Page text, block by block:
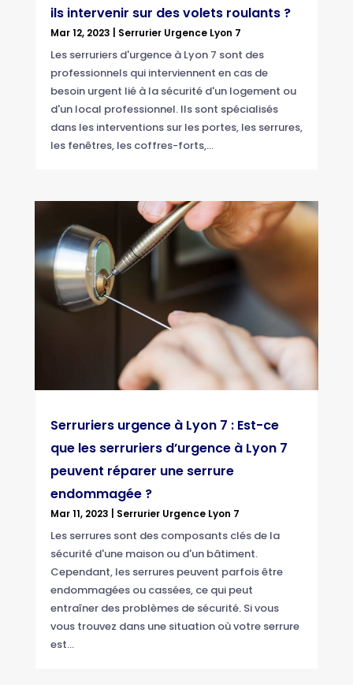
ils intervenir sur des volets roulants ?
Mar 12, 2023 Serrurier Urgence Lyon 7
Les serruriers d'urgence à Lyon 7 sont des
professionnels qui interviennent en cas de
besoin urgent lié à la sécurité d'un logement ou
d'un local professionnel. Ils sont spécialisés
dans les interventions sur les portes, les serrures,
les fenêtres, les coffres-forts,...
Serruriers urgence à Lyon 7 : Est-ce
que les serruriers d’urgence à Lyon 7
peuvent réparer une serrure
endommagée ?
Mar 11, 2023 Serrurier Urgence Lyon 7
Les serrures sont des composants clés de la
sécurité d'une maison ou d'un bâtiment.
Cependant, les serrures peuvent parfois être
endommagées ou cassées, ce qui peut
entraîner des problèmes de sécurité. Si vous
vous trouvez dans une situation où votre serrure
est...